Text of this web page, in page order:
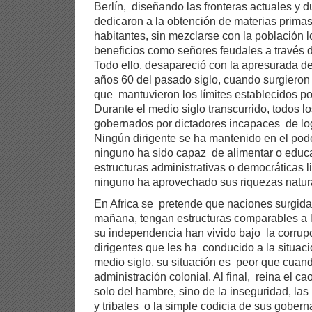
Berlín, diseñando las fronteras actuales y
dedicaron a la obtención de materias
habitantes, sin mezclarse con la población
beneficios como señores feudales a través
Todo ello, desapareció con la apresurada
años 60 del pasado siglo, cuando
que mantuvieron los límites establecidos
Durante el medio siglo transcurrido, todos
gobernados por dictadores incapaces de
Ningún dirigente se ha mantenido en el
ninguno ha sido capaz de alimentar o
estructuras administrativas o democráticas
ninguno ha aprovechado sus riquezas
En Africa se pretende que naciones
mañana, tengan estructuras comparables
su independencia han vivido bajo la
dirigentes que les ha conducido a la
medio siglo, su situación es peor que
administración colonial. Al final, reina el
solo del hambre, sino de la inseguridad,
y tribales o la simple codicia de sus